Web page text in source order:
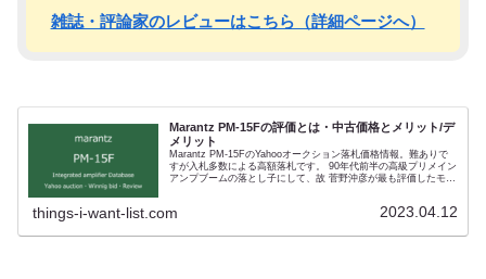
雑誌・評論家のレビューはこちら（詳細ページへ）
Marantz PM-15Fの評価とは・中古価格とメリット/デ
メリット
Marantz PM-15FのYahooオークション落札価格情報。難ありで
すが入札多数による高額落札です。 90年代前半の高級プリメイン
アンプブームの落とし子にして、故 菅野沖彦が最も評価したモデ
能性の個体です。重量級のためヤフオクなどオークションサイト
はおおむね15万円前後の落札、付属品等が完備していたりすると
things-i-want-list.com 2023.04.12